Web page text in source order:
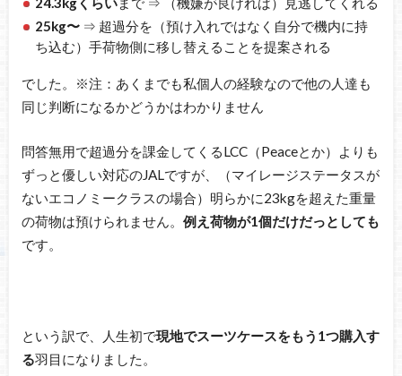
25kg〜 ⇒ 超過分を（預け入れではなく自分で機内に持
ち込む）手荷物側に移し替えることを提案される
でした。※注：あくまでも私個人の経験なので他の人達も
同じ判断になるかどうかはわかりません
問答無用で超過分を課金してくるLCC（Peaceとか）よりも
ずっと優しい対応のJALですが、（マイレージステータスが
ないエコノミークラスの場合）明らかに23kgを超えた重量
の荷物は預けられません。 例え荷物が1個だけだっとしても
です。
という訳で、人生初で現地でスーツケースをもう1つ購入す
る羽目になりました。